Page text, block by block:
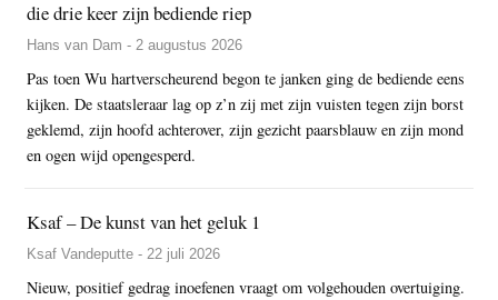
die drie keer zijn bediende riep
Hans van Dam - 2 augustus 2026
Pas toen Wu hartverscheurend begon te janken ging de bediende eens
kijken. De staatsleraar lag op z’n zij met zijn vuisten tegen zijn borst
geklemd, zijn hoofd achterover, zijn gezicht paarsblauw en zijn mond
en ogen wijd opengesperd.
Ksaf – De kunst van het geluk 1
Ksaf Vandeputte - 22 juli 2026
Nieuw, positief gedrag inoefenen vraagt om volgehouden overtuiging.